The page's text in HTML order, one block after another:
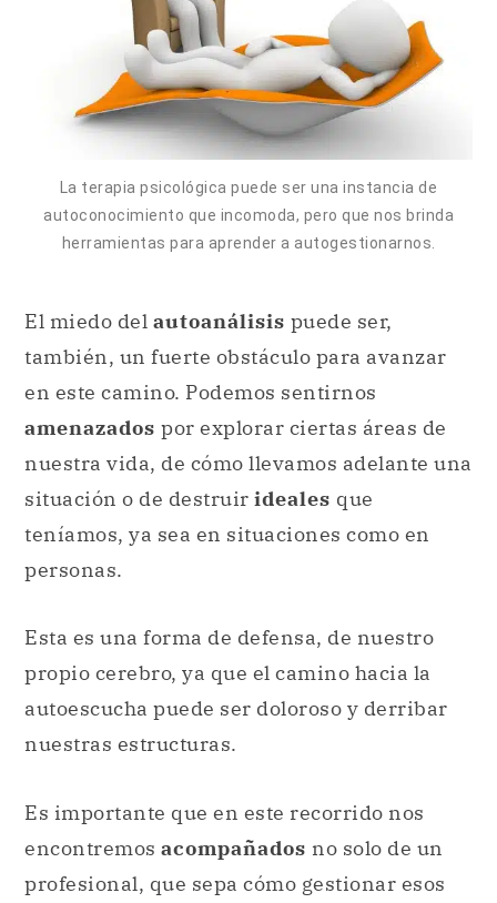
La terapia psicológica puede ser una instancia de
autoconocimiento que incomoda, pero que nos brinda
herramientas para aprender a autogestionarnos.
El miedo del autoanálisis puede ser,
también, un fuerte obstáculo para avanzar
en este camino. Podemos sentirnos
amenazados por explorar ciertas áreas de
nuestra vida, de cómo llevamos adelante una
situación o de destruir ideales que
teníamos, ya sea en situaciones como en
personas.
Esta es una forma de defensa, de nuestro
propio cerebro, ya que el camino hacia la
autoescucha puede ser doloroso y derribar
nuestras estructuras.
Es importante que en este recorrido nos
encontremos acompañados no solo de un
profesional, que sepa cómo gestionar esos